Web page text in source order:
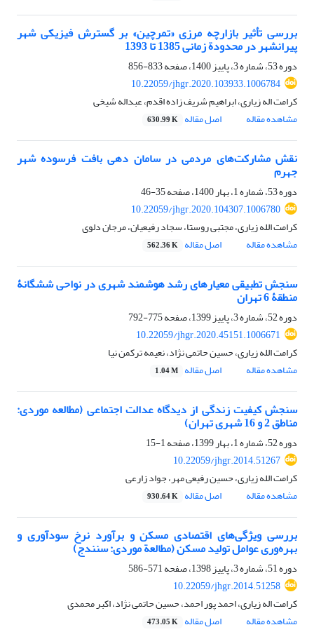
بررسی تأثیر بازارچه مرزی «تمرچین» بر گسترش فیزیکی شهر
پیرانشهر در محدودة زمانی 1385 تا 1393
دوره 53، شماره 3، پاییز 1400، صفحه
833-856
10.22059/jhgr.2020.103933.1006784
کرامت اله زیاری، ابراهیم شریف زاده اقدم، عبداله شیخی
مشاهده مقاله
اصل مقاله 630.99 K
نقش مشارکت‌های مردمی در سامان دهی بافت فرسوده شهر
جهرم
دوره 53، شماره 1، بهار 1400، صفحه
35-46
10.22059/jhgr.2020.104307.1006780
کرامت الله زیاری، مجتبی روستا، سجاد رفیعیان، مرجان دلوی
مشاهده مقاله
اصل مقاله 562.36 K
سنجش تطبیقی معیارهای رشد هوشمند شهری در نواحی شش‏گانۀ
منطقۀ 6 تهران
دوره 52، شماره 3، پاییز 1399، صفحه
775-792
10.22059/jhgr.2020.45151.1006671
کرامت الله زیاری، حسین حاتمی نژاد، نعیمه ترکمن نیا
مشاهده مقاله
اصل مقاله 1.04 M
سنجش کیفیت زندگی از دیدگاه عدالت اجتماعی (مطالعه موردی:
مناطق 2 و 16 شهری تهران)
دوره 52، شماره 1، بهار 1399، صفحه
1-15
10.22059/jhgr.2014.51267
کرامت ‏الله زیاری، حسین رفیعی مهر، جواد زارعی
مشاهده مقاله
اصل مقاله 930.64 K
بررسی ویژگی‌های اقتصادی مسکن و برآورد نرخ سودآوری و
بهره‌وری عوامل تولید مسکن (مطالعة موردی: سنندج)
دوره 51، شماره 3، پاییز 1398، صفحه
571-586
10.22059/jhgr.2014.51258
کرامت اله زیاری، احمد پور احمد، حسین حاتمی نژاد، اکبر محمدی
مشاهده مقاله
اصل مقاله 473.05 K